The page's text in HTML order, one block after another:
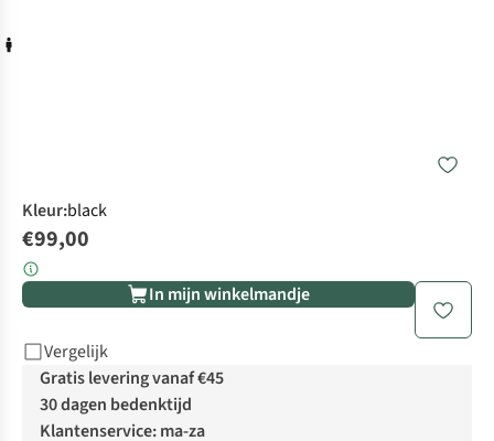
Kleur:black
€99,00
In mijn winkelmandje
Vergelijk
Gratis levering vanaf €45
30 dagen bedenktijd
Klantenservice: ma-za